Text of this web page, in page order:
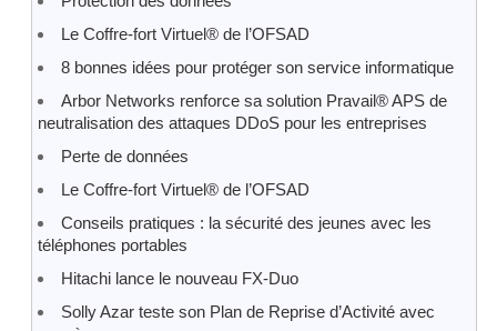
Le Coffre-fort Virtuel® de l’OFSAD
8 bonnes idées pour protéger son service informatique
Arbor Networks renforce sa solution Pravail® APS de
neutralisation des attaques DDoS pour les entreprises
Perte de données
Le Coffre-fort Virtuel® de l’OFSAD
Conseils pratiques : la sécurité des jeunes avec les
téléphones portables
Hitachi lance le nouveau FX-Duo
Solly Azar teste son Plan de Reprise d’Activité avec